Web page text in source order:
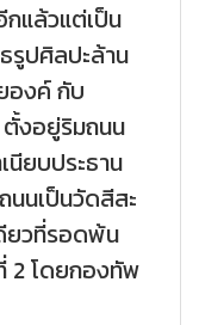
แล้วแต่เป็น
รูปศิลปะล้าน
องค์ กับ
งอยู่ริมถนน
ยบประธาน
นนเป็นวัดสีสะ
ยวที่รอดพ้น
2 โดยกองทัพ